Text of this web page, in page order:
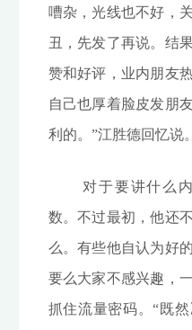
嘈杂，光线也不好，
丑，先发了再说。结
赞和好评，业内朋友
自己也厚着脸皮发朋
利的。”江胜德回忆说。
对于要讲什么
数。不过最初，他还
么。有些他自认为好
要么大家不感兴趣，
抓住流量密码。“既